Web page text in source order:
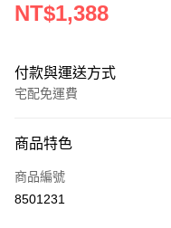
NT$1,388
付款與運送方式
宅配免運費
信用卡一次付款
LINE Pay
商品特色
商品編號
8501231